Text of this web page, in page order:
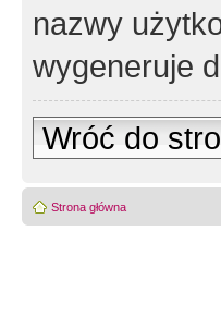
nazwy
wygeneruje
Wróć do
Strona główna